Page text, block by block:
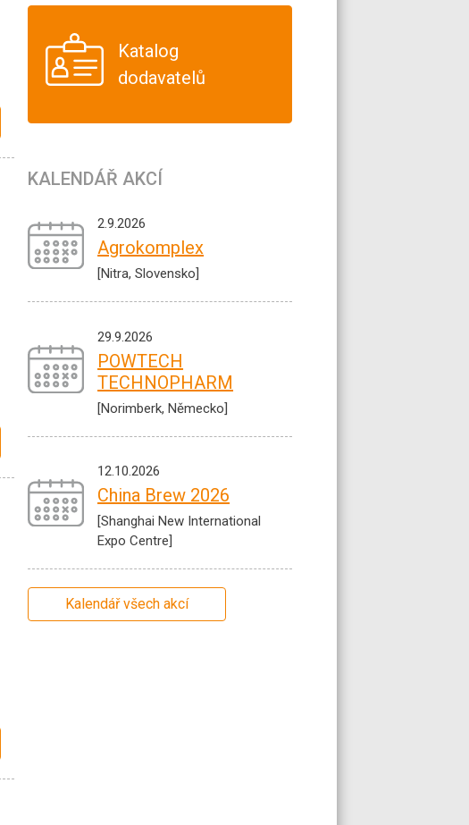
Katalog
dodavatelů
KALENDÁŘ AKCÍ
2.9.2026
Agrokomplex
[Nitra, Slovensko]
29.9.2026
POWTECH
TECHNOPHARM
[Norimberk, Německo]
12.10.2026
China Brew 2026
[Shanghai New International
Expo Centre]
Kalendář všech akcí